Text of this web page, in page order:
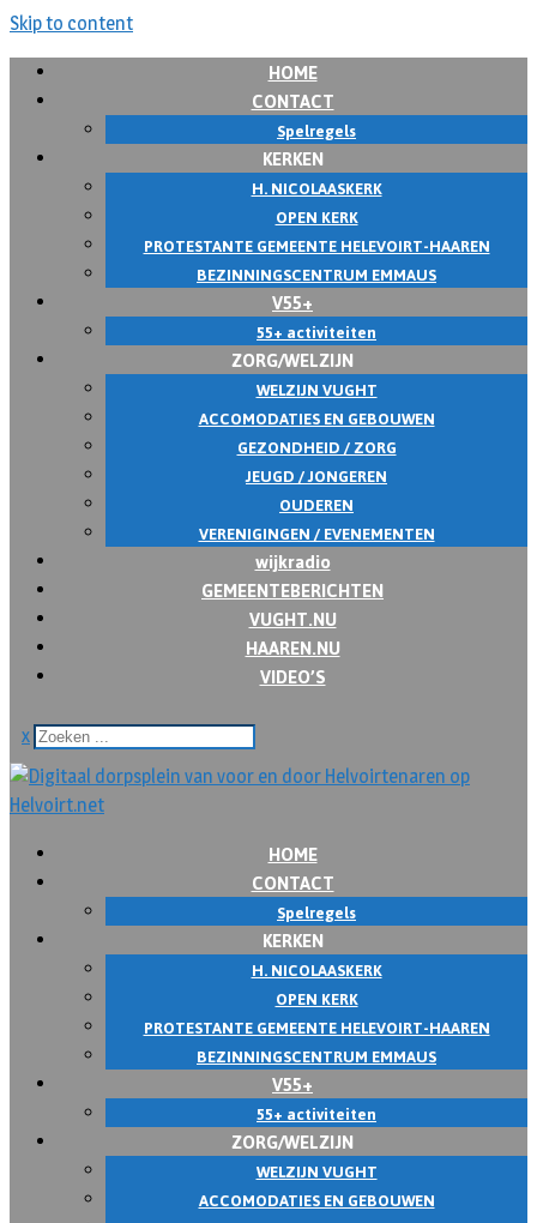
Skip to content
HOME
CONTACT
Spelregels
KERKEN
H. NICOLAASKERK
OPEN KERK
PROTESTANTE GEMEENTE HELEVOIRT-HAAREN
BEZINNINGSCENTRUM EMMAUS
V55+
55+ activiteiten
ZORG/WELZIJN
WELZIJN VUGHT
ACCOMODATIES EN GEBOUWEN
GEZONDHEID / ZORG
JEUGD / JONGEREN
OUDEREN
VERENIGINGEN / EVENEMENTEN
wijkradio
GEMEENTEBERICHTEN
VUGHT.NU
HAAREN.NU
VIDEO’S
x
HOME
CONTACT
Spelregels
KERKEN
H. NICOLAASKERK
OPEN KERK
PROTESTANTE GEMEENTE HELEVOIRT-HAAREN
BEZINNINGSCENTRUM EMMAUS
V55+
55+ activiteiten
ZORG/WELZIJN
WELZIJN VUGHT
ACCOMODATIES EN GEBOUWEN